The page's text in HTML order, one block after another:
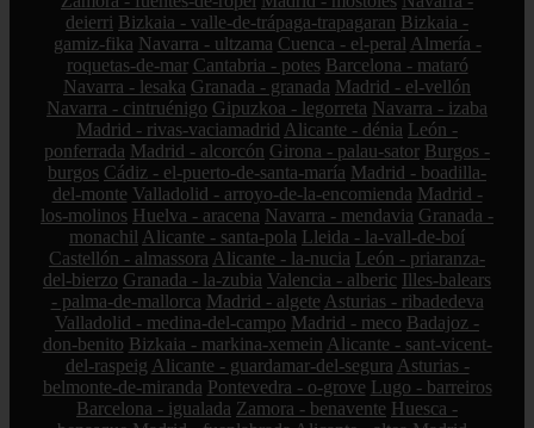
deierri Bizkaia - valle-de-trápaga-trapagaran Bizkaia -
gamiz-fika Navarra - ultzama Cuenca - el-peral Almería -
roquetas-de-mar Cantabria - potes Barcelona - mataró
Navarra - lesaka Granada - granada Madrid - el-vellón
Navarra - cintruénigo Gipuzkoa - legorreta Navarra - izaba
Madrid - rivas-vaciamadrid Alicante - dénia León -
ponferrada Madrid - alcorcón Girona - palau-sator Burgos -
burgos Cádiz - el-puerto-de-santa-maría Madrid - boadilla-
del-monte Valladolid - arroyo-de-la-encomienda Madrid -
los-molinos Huelva - aracena Navarra - mendavia Granada -
monachil Alicante - santa-pola Lleida - la-vall-de-boí
Castellón - almassora Alicante - la-nucia León - priaranza-
del-bierzo Granada - la-zubia Valencia - alberic Illes-balears
- palma-de-mallorca Madrid - algete Asturias - ribadedeva
Valladolid - medina-del-campo Madrid - meco Badajoz -
don-benito Bizkaia - markina-xemein Alicante - sant-vicent-
del-raspeig Alicante - guardamar-del-segura Asturias -
belmonte-de-miranda Pontevedra - o-grove Lugo - barreiros
Barcelona - igualada Zamora - benavente Huesca -